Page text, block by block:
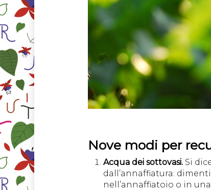
Nove modi per
Acqua dei sottovasi. Si
dall’annaffiatura:
nell’annaffiatoio o in